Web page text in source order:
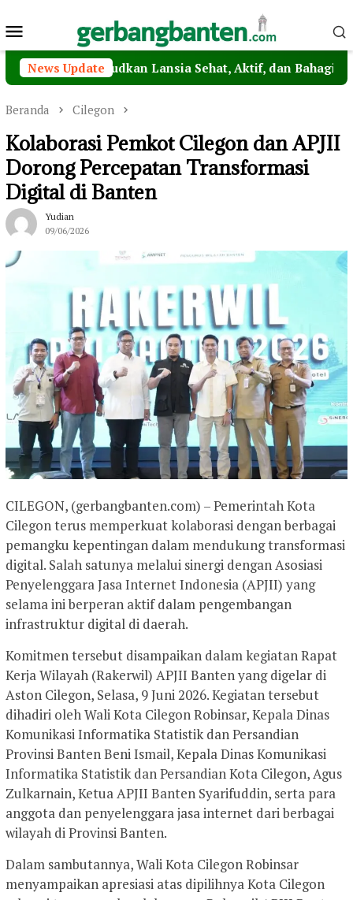
ke
Menu
Mobile
News UpdateLansia Sehat, Aktif, dan Bahagia Wagub
Beranda Cilegon
Kolaborasi Pemkot Cilegon dan APJII
Dorong Percepatan Transformasi
Digital di Banten
Yudian
09/06/2026
CILEGON, (gerbangbanten.com) – Pemerintah Kota
Cilegon terus memperkuat kolaborasi dengan berbagai
pemangku kepentingan dalam mendukung transformasi
digital. Salah satunya melalui sinergi dengan Asosiasi
Penyelenggara Jasa Internet Indonesia (APJII) yang
selama ini berperan aktif dalam pengembangan
infrastruktur digital di daerah.
Komitmen tersebut disampaikan dalam kegiatan Rapat
Kerja Wilayah (Rakerwil) APJII Banten yang digelar di
Aston Cilegon, Selasa, 9 Juni 2026. Kegiatan tersebut
dihadiri oleh Wali Kota Cilegon Robinsar, Kepala Dinas
Komunikasi Informatika Statistik dan Persandian
Provinsi Banten Beni Ismail, Kepala Dinas Komunikasi
Informatika Statistik dan Persandian Kota Cilegon, Agus
Zulkarnain, Ketua APJII Banten Syarifuddin, serta para
anggota dan penyelenggara jasa internet dari berbagai
wilayah di Provinsi Banten.
Dalam sambutannya, Wali Kota Cilegon Robinsar
menyampaikan apresiasi atas dipilihnya Kota Cilegon